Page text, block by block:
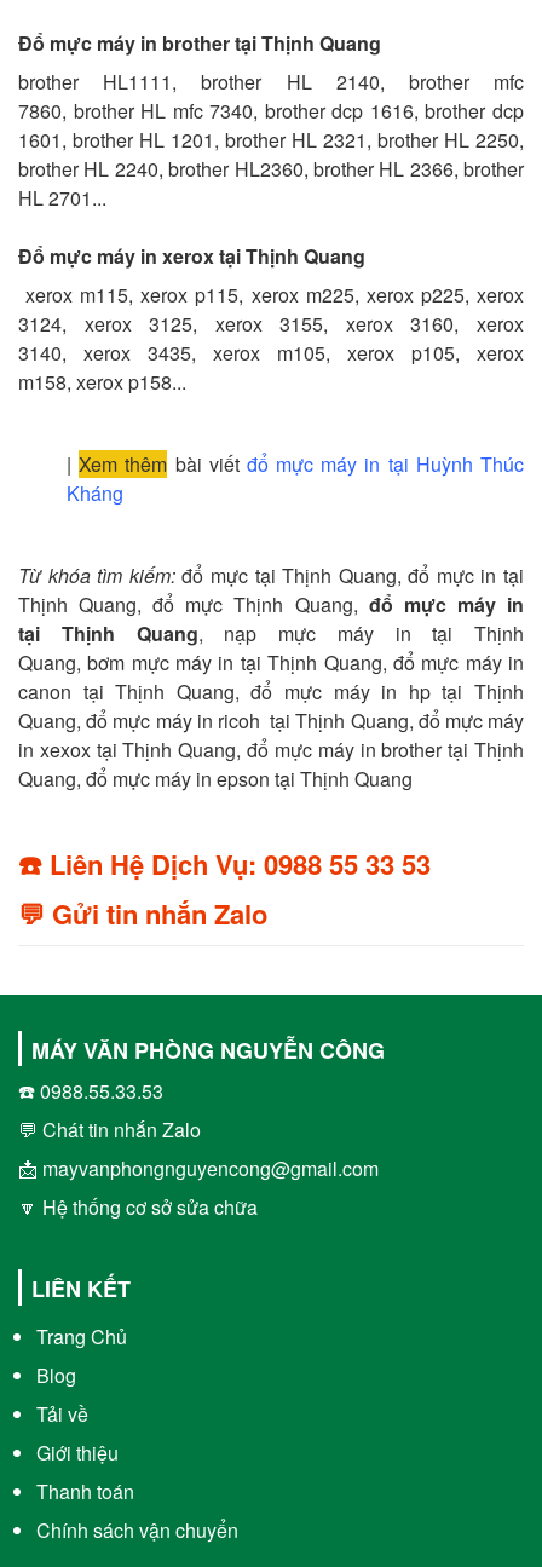
Đổ mực máy in brother tại Thịnh Quang
brother HL1111, brother HL 2140, brother mfc
7860, brother HL mfc 7340, brother dcp 1616, brother dcp
1601, brother HL 1201, brother HL 2321, brother HL 2250,
brother HL 2240, brother HL2360, brother HL 2366, brother
HL 2701...
Đổ mực máy in xerox tại Thịnh Quang
xerox m115, xerox p115, xerox m225, xerox p225, xerox
3124, xerox 3125, xerox 3155, xerox 3160, xerox
3140, xerox 3435, xerox m105, xerox p105, xerox
m158, xerox p158...
|Xem thêm bài viết đổ mực máy in tại Huỳnh Thúc
Kháng
Từ khóa tìm kiếm:đổ mực tại Thịnh Quang, đổ mực in tại
Thịnh Quang, đổ mực Thịnh Quang, đổ mực máy in
tại Thịnh Quang, nạp mực máy in tại Thịnh
Quang, bơm mực máy in tại Thịnh Quang, đổ mực máy in
canon tại Thịnh Quang, đổ mực máy in hp tại Thịnh
Quang, đổ mực máy in ricoh tại Thịnh Quang, đổ mực máy
in xexox tại Thịnh Quang, đổ mực máy in brother tại Thịnh
Quang, đổ mực máy in epson tại Thịnh Quang
☎️ Liên Hệ Dịch Vụ: 0988 55 33 53
💬 Gửi tin nhắn Zalo
MÁY VĂN PHÒNG NGUYỄN CÔNG
☎️ 0988.55.33.53
💬 Chát tin nhắn Zalo
📩 mayvanphongnguyencong@gmail.com
🔽 Hệ thống cơ sở sửa chữa
LIÊN KẾT
Trang Chủ
Blog
Tải về
Giới thiệu
Thanh toán
Chính sách vận chuyển